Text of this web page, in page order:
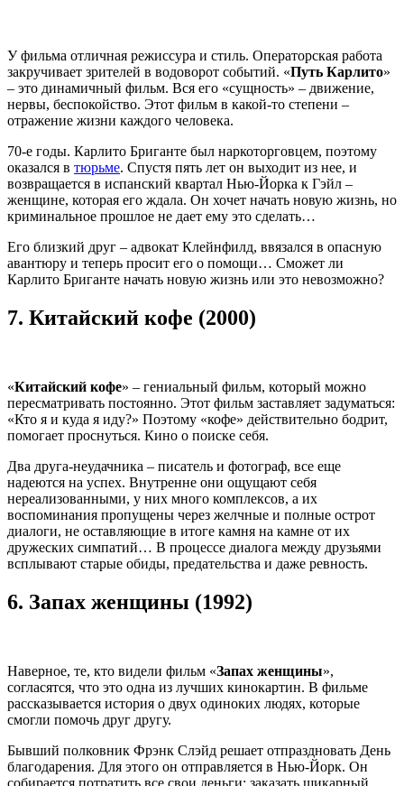
У фильма отличная режиссура и стиль. Операторская работа
закручивает зрителей в водоворот событий. «Путь Карлито»
– это динамичный фильм. Вся его «сущность» – движение,
нервы, беспокойство. Этот фильм в какой-то степени –
отражение жизни каждого человека.
70-е годы. Карлито Бриганте был наркоторговцем, поэтому
оказался в тюрьме. Спустя пять лет он выходит из нее, и
возвращается в испанский квартал Нью-Йорка к Гэйл –
женщине, которая его ждала. Он хочет начать новую жизнь, но
криминальное прошлое не дает ему это сделать…
Его близкий друг – адвокат Клейнфилд, ввязался в опасную
авантюру и теперь просит его о помощи… Сможет ли
Карлито Бриганте начать новую жизнь или это невозможно?
7. Китайский кофе (2000)
«Китайский кофе» – гениальный фильм, который можно
пересматривать постоянно. Этот фильм заставляет задуматься:
«Кто я и куда я иду?» Поэтому «кофе» действительно бодрит,
помогает проснуться. Кино о поиске себя.
Два друга-неудачника – писатель и фотограф, все еще
надеются на успех. Внутренне они ощущают себя
нереализованными, у них много комплексов, а их
воспоминания пропущены через желчные и полные острот
диалоги, не оставляющие в итоге камня на камне от их
дружеских симпатий… В процессе диалога между друзьями
всплывают старые обиды, предательства и даже ревность.
6. Запах женщины (1992)
Наверное, те, кто видели фильм «Запах женщины»,
согласятся, что это одна из лучших кинокартин. В фильме
рассказывается история о двух одиноких людях, которые
смогли помочь друг другу.
Бывший полковник Фрэнк Слэйд решает отпраздновать День
благодарения. Для этого он отправляется в Нью-Йорк. Он
собирается потратить все свои деньги: заказать шикарный